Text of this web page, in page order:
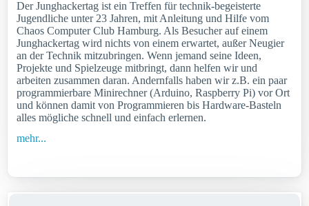
Der Junghackertag ist ein Treffen für technik-begeisterte
Jugendliche unter 23 Jahren, mit Anleitung und Hilfe vom
Chaos Computer Club Hamburg. Als Besucher auf einem
Junghackertag wird nichts von einem erwartet, außer Neugier
an der Technik mitzubringen. Wenn jemand seine Ideen,
Projekte und Spielzeuge mitbringt, dann helfen wir und
arbeiten zusammen daran. Andernfalls haben wir z.B. ein paar
programmierbare Minirechner (Arduino, Raspberry Pi) vor Ort
und können damit von Programmieren bis Hardware-Basteln
alles mögliche schnell und einfach erlernen.
mehr...